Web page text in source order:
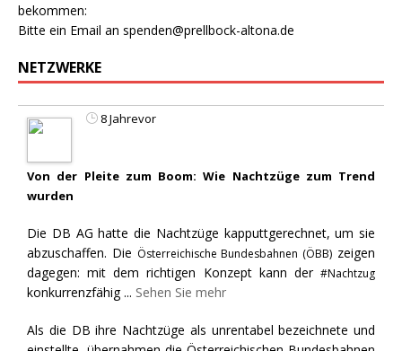
bekommen:
Bitte ein Email an spenden@prellbock-altona.de
NETZWERKE
8 Jahrevor
Von der Pleite zum Boom: Wie Nachtzüge zum Trend
wurden
Die DB AG hatte die Nachtzüge kapputtgerechnet, um sie
abzuschaffen. Die Österreichische Bundesbahnen (ÖBB) zeigen
dagegen: mit dem richtigen Konzept kann der #Nachtzug
konkurrenzfähig ... Sehen Sie mehr
Als die DB ihre Nachtzüge als unrentabel bezeichnete und